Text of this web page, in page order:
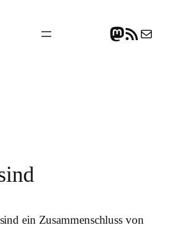
Mastodon
RSS-Feed
E-Mail
ein Zusammenschluss von